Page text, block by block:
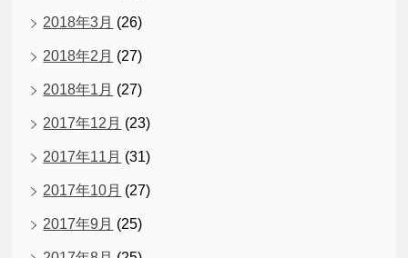
2018年3月 (26)
2018年2月 (27)
2018年1月 (27)
2017年12月 (23)
2017年11月 (31)
2017年10月 (27)
2017年9月 (25)